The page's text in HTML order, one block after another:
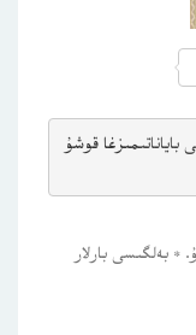
مىزغا قوشۇ
* بەلگىسى بارلار